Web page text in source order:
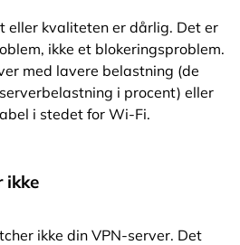
eller kvaliteten er dårlig. Det er
ikke et blokeringsproblem.
med lavere belastning (de
i procent) eller
i stedet for Wi-Fi.
ikke
ikke din VPN-server. Det